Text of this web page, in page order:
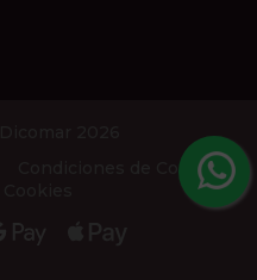
Condiciones de Compra